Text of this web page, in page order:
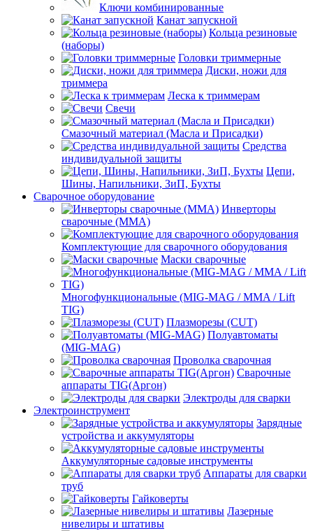
Ключи комбинированные
Канат запускной
Кольца резиновые
(наборы)
Головки триммерные
Диски, ножи для
триммера
Леска к триммерам
Свечи
Смазочный материал (Масла и Присадки)
Средства
индивидуальной защиты
Цепи,
Шины, Напильники, ЗиП, Бухты
Сварочное оборудование
Инверторы
сварочные (ММА)
Комплектующие для сварочного оборудования
Маски сварочные
Многофункциональные (MIG-MAG / MMA / Lift
TIG)
Плазморезы (CUT)
Полуавтоматы
(МIG-MAG)
Проволка сварочная
Сварочные
аппараты TIG(Аргон)
Электроды для сварки
Электроинструмент
Зарядные
устройства и аккумуляторы
Аккумуляторные садовые инструменты
Аппараты для сварки
труб
Гайковерты
Лазерные
нивелиры и штативы